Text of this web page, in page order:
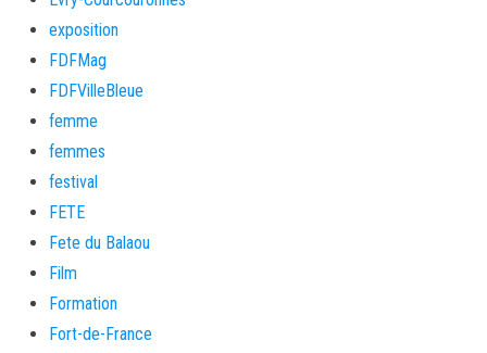
exposition
FDFMag
FDFVilleBleue
femme
femmes
festival
FETE
Fete du Balaou
Film
Formation
Fort-de-France